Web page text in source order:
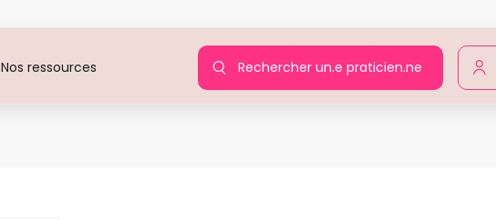
Nos ressources Rechercher un.e praticien.ne
Agir pour toutes